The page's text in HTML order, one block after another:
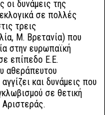
δυνάμεις της
σε πολλές
τρεις
Μ. Βρετανία) που
στην ευρωπαϊκή
επίπεδο Ε.Ε.
αθεράπευτου
και δυνάμεις που
σε θετική